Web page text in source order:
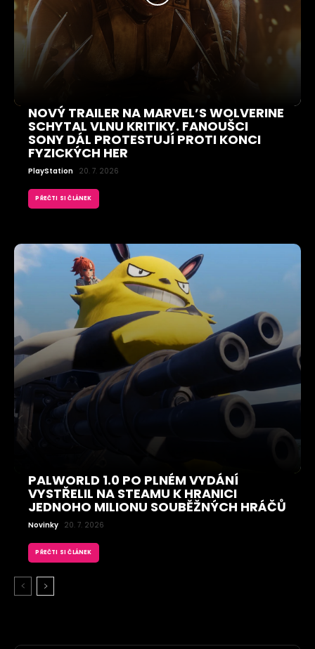
NOVÝ TRAILER NA MARVEL’S WOLVERINE
SCHYTAL VLNU KRITIKY. FANOUŠCI
SONY DÁL PROTESTUJÍ PROTI KONCI
FYZICKÝCH HER
PlayStation 20. 7. 2026
PŘEČTI SI ČLÁNEK
PALWORLD 1.0 PO PLNÉM VYDÁNÍ
VYSTŘELIL NA STEAMU K HRANICI
JEDNOHO MILIONU SOUBĚŽNÝCH HRÁČŮ
Novinky 20. 7. 2026
PŘEČTI SI ČLÁNEK